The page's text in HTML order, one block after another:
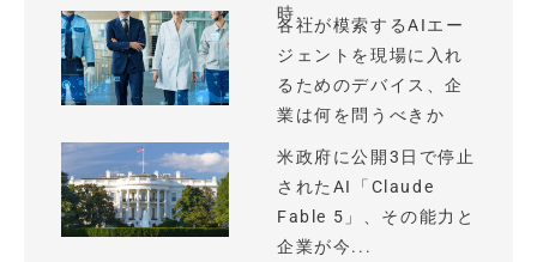
時...
各社が模索するAIエー
ジェントを現場に入れ
るためのデバイス、企
業は何を問うべきか
米政府に公開3日で停止
されたAI「Claude
Fable 5」、その能力と
企業が今...